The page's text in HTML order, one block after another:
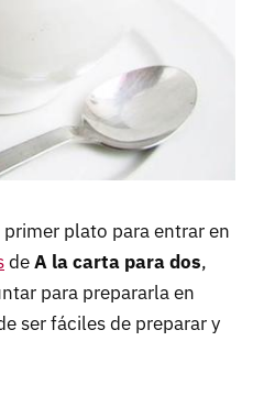
plato para entrar en
deA la carta para dos,
para prepararla en
ser fáciles de preparar y